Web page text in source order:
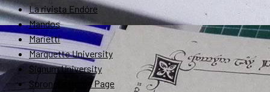
La rivista Endóre
Mandos
Marietti
Marquette University
Signum University
Soronel's Home Page